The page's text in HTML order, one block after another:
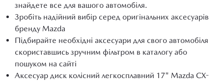
знайдете все для вашого автомобіля.
Зробіть надійний вибір серед оригінальних аксесуарів
бренду Mazda
Підбирайте необхідні аксесуари для свого автомобіля
скориставшись зручним фільтром в каталогу або
пошуком на сайті
Аксесуар диск колісний легкосплавний 17" Mazda CX-